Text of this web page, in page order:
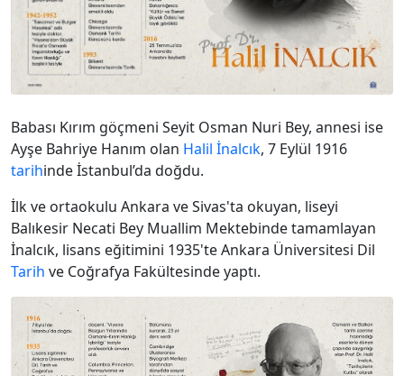
Babası Kırım göçmeni Seyit Osman Nuri Bey, annesi ise
Ayşe Bahriye Hanım olan Halil İnalcık, 7 Eylül 1916
tarihinde İstanbul’da doğdu.
İlk ve ortaokulu Ankara ve Sivas'ta okuyan, liseyi
Balıkesir Necati Bey Muallim Mektebinde tamamlayan
İnalcık, lisans eğitimini 1935'te Ankara Üniversitesi Dil
Tarih ve Coğrafya Fakültesinde yaptı.